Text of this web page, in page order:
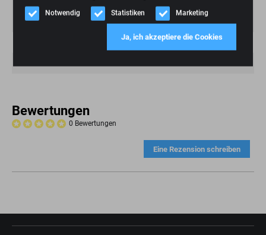
Notwendig Statistiken Marketing
Ja, ich akzeptiere die Cookies
Funktionen
Rückenlehne klappbar, Rückenlehne
manuell verstellbar
Geschwindigkeit
Bewertungen
0 Bewertungen
Eine Rezension schreiben